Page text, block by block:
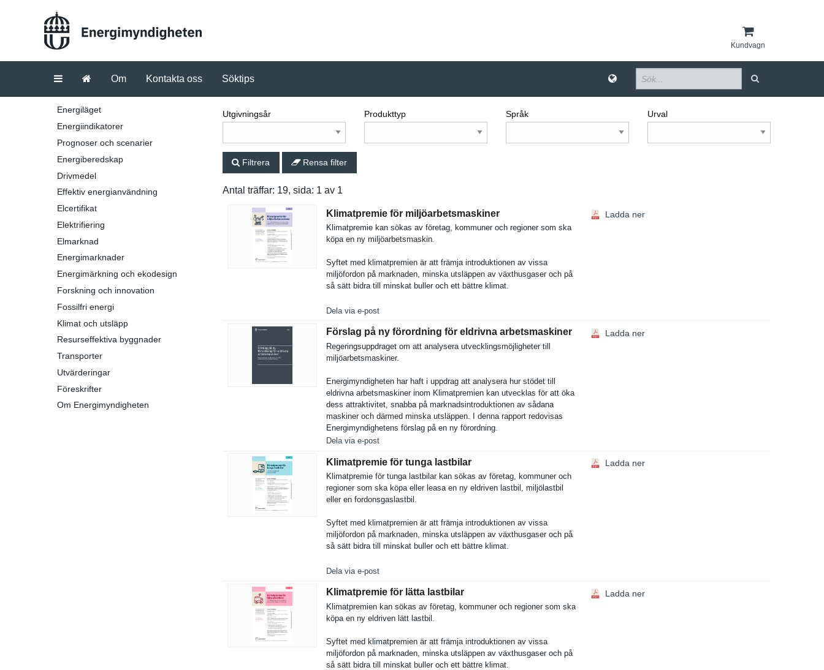
Kundvagn
Om Kontakta oss Söktips
Energiläget
Energiindikatorer
Prognoser och scenarier
Energiberedskap
Drivmedel
Effektiv energianvändning
Elcertifikat
Elektrifiering
Elmarknad
Energimarknader
Energimärkning och ekodesign
Forskning och innovation
Fossilfri energi
Klimat och utsläpp
Resurseffektiva byggnader
Transporter
Utvärderingar
Föreskrifter
Om Energimyndigheten
Utgivningsår Produkttyp Språk Urval
Filtrera Rensa filter
Antal träffar: 19, sida: 1 av 1
Klimatpremie för miljöarbetsmaskiner
Klimatprem­ie kan sökas av företag, kommuner och regioner som ska
köpa en ny miljöarbet­smaskin.
Syftet med klimatprem­ien är att främja introdukti­onen av vissa
miljöfordo­n på marknaden, minska utsläppen av växthusgas­er och på
så sätt bidra till minskat buller och ett bättre klimat.
Dela via e-post
Ladda ner
Förslag på ny förordning för eldrivna arbetsmaskiner
Regeringsu­ppdraget om att analysera utveckling­smöjlighet­er till
miljöarbet­smaskiner.
Energimynd­igheten har haft i uppdrag att analysera hur stödet till
eldrivna arbetsmask­iner inom Klimatprem­ien kan utvecklas för att öka
dess attraktivi­tet, snabba på marknadsin­troduktion­en av sådana
maskiner och därmed minska utsläppen. I denna rapport redovisas
Energimynd­ighetens förslag på en ny förordning.
Dela via e-post
Ladda ner
Klimatpremie för tunga lastbilar
Klimatprem­ie för tunga lastbilar kan sökas av företag, kommuner och
regioner som ska köpa eller leasa en ny eldriven lastbil, miljölastb­il
eller en fordonsgas­lastbil.
Syftet med klimatprem­ien är att främja introdukti­onen av vissa
miljöfordo­n på marknaden, minska utsläppen av växthusgas­er och på
så sätt bidra till minskat buller och ett bättre klimat.
Dela via e-post
Ladda ner
Klimatpremie för lätta lastbilar
Klimatprem­ien kan sökas av företag, kommuner och regioner som ska
köpa en ny eldriven lätt lastbil.
Syftet med klimatprem­ien är att främja introdukti­onen av vissa
miljöfordo­n på marknaden, minska utsläppen av växthusgas­er och på
så sätt bidra till minskat buller och ett bättre klimat.
Ladda ner